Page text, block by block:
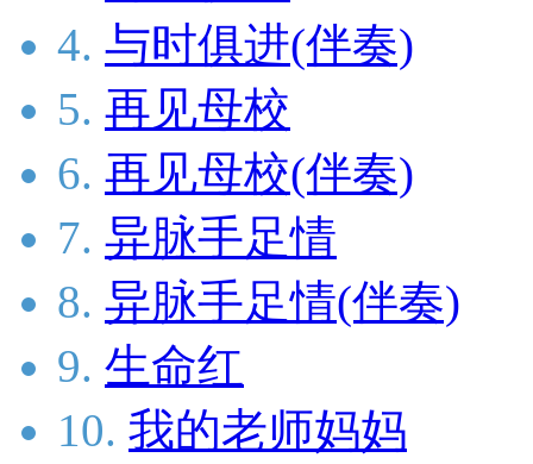
4. 与时俱进(伴奏)
5. 再见母校
6. 再见母校(伴奏)
7. 异脉手足情
8. 异脉手足情(伴奏)
9. 生命红
10. 我的老师妈妈